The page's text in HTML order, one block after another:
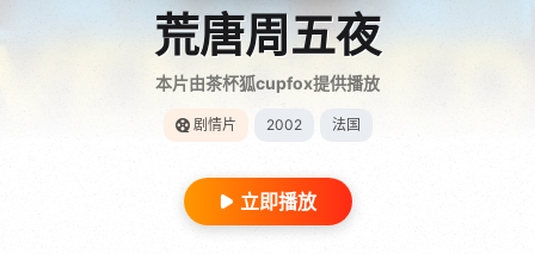
荒唐周五夜
本片由茶杯狐cupfox提供播放
剧情片 2002 法国
立即播放